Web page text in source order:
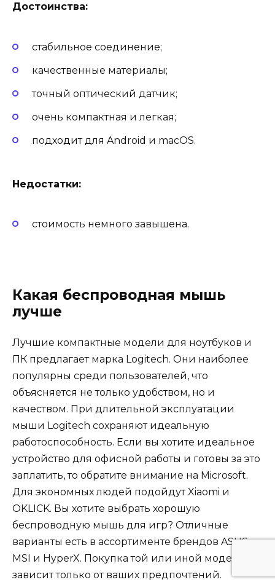
Достоинства:
стабильное соединение;
качественные материалы;
точный оптический датчик;
очень компактная и легкая;
подходит для Android и macOS.
Недостатки:
стоимость немного завышена.
Какая беспроводная мышь
лучше
Лучшие компактные модели для ноутбуков и
ПК предлагает марка Logitech. Они наиболее
популярны среди пользователей, что
объясняется не только удобством, но и
качеством. При длительной эксплуатации
мыши Logitech сохраняют идеальную
работоспособность. Если вы хотите идеальное
устройство для офисной работы и готовы за это
заплатить, то обратите внимание на Microsoft.
Для экономных людей подойдут Xiaomi и
OKLICK. Вы хотите выбрать хорошую
беспроводную мышь для игр? Отличные
варианты есть в ассортименте брендов ASUS,
MSI и HyperX. Покупка той или иной модели
зависит только от ваших предпочтений.